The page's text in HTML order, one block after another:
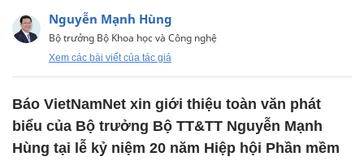
Nguyễn Mạnh Hùng
Bộ trưởng Bộ Khoa học và Công nghệ
Xem các bài viết của tác giả
Báo VietNamNet xin giới thiệu toàn văn phát
biểu của Bộ trưởng Bộ TT&TT Nguyễn Mạnh
Hùng tại lễ kỷ niệm 20 năm Hiệp hội Phần mềm